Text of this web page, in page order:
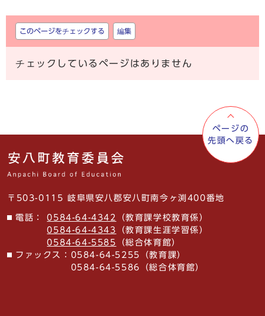
しおり
このページをチェックする 編集
チェックしているページはありません
ページの
先頭へ戻る
〒503-0115 岐阜県安八郡安八町南今ヶ渕400番地
電話： 0584-64-4342
（教育課学校教育係）
0584-64-4343
（教育課生涯学習係）
0584-64-5585
（総合体育館）
ファックス： 0584-64-5255（教育課）
0584-64-5586（総合体育館）